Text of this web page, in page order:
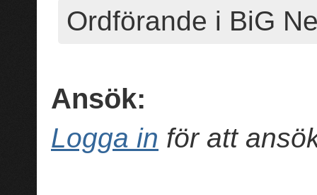
Ordförande i BiG
Ansök:
Logga in för att